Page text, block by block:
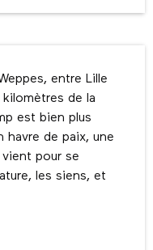
entre Lille
de la
est bien plus
havre de paix, une
pour se
les siens, et